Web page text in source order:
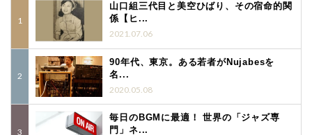
山口組三代目と美空ひばり、その宿命的関
係【ヒ...
2021.07.06
90年代、東京。ある若者がNujabesを
名...
2020.05.08
毎日のBGMに最適！ 世界の「ジャズ専
門」ネ...